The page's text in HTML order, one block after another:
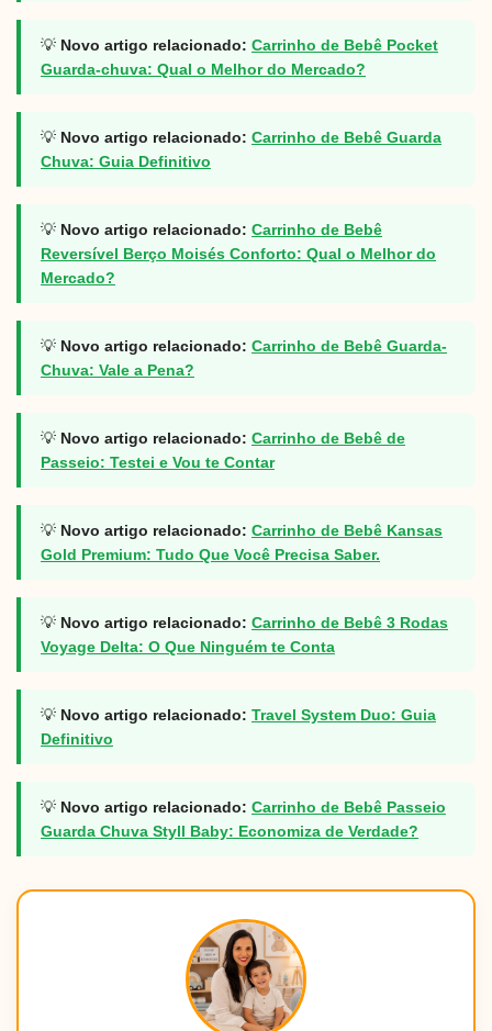
💡 Novo artigo relacionado: Carrinho de Bebê Pocket
Guarda-chuva: Qual o Melhor do Mercado?
💡 Novo artigo relacionado: Carrinho de Bebê Guarda
Chuva: Guia Definitivo
💡 Novo artigo relacionado: Carrinho de Bebê
Reversível Berço Moisés Conforto: Qual o Melhor do
Mercado?
💡 Novo artigo relacionado: Carrinho de Bebê Guarda-
Chuva: Vale a Pena?
💡 Novo artigo relacionado: Carrinho de Bebê de
Passeio: Testei e Vou te Contar
💡 Novo artigo relacionado: Carrinho de Bebê Kansas
Gold Premium: Tudo Que Você Precisa Saber.
💡 Novo artigo relacionado: Carrinho de Bebê 3 Rodas
Voyage Delta: O Que Ninguém te Conta
💡 Novo artigo relacionado: Travel System Duo: Guia
Definitivo
💡 Novo artigo relacionado: Carrinho de Bebê Passeio
Guarda Chuva Styll Baby: Economiza de Verdade?